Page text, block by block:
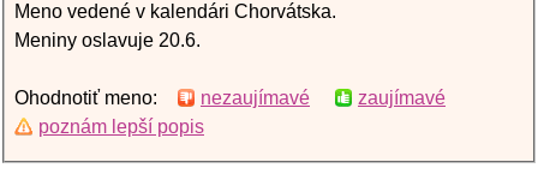
Meno vedené v kalendári Chorvátska.
Meniny oslavuje 20.6.
Ohodnotiť meno: nezaujímavé
zaujímavé
poznám lepší popis